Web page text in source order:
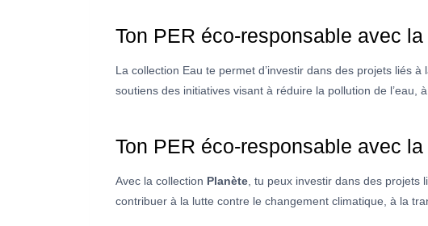
Ton PER éco-responsable avec
La collection Eau te permet d’investir dans des projets liés
soutiens des initiatives visant à réduire la pollution de l’eau,
Ton PER éco-responsable avec
Avec la collection Planète , tu peux investir dans des
contribuer à la lutte contre le changement climatique, à la